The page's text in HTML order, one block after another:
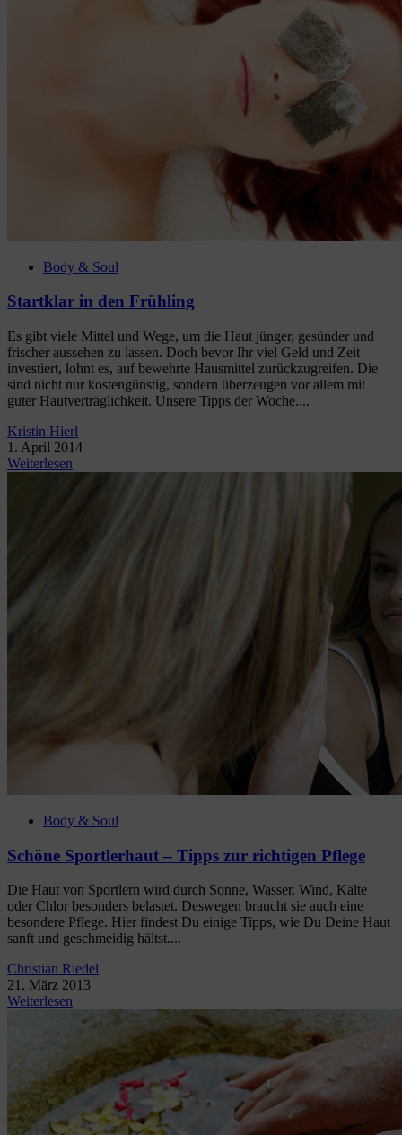
Body & Soul
Startklar in den Frühling
Es gibt viele Mittel und Wege, um die Haut jünger, gesünder und
frischer aussehen zu lassen. Doch bevor Ihr viel Geld und Zeit
investiert, lohnt es, auf bewehrte Hausmittel zurückzugreifen. Die
sind nicht nur kostengünstig, sondern überzeugen vor allem mit
guter Hautverträglichkeit. Unsere Tipps der Woche....
Kristin Hierl
1. April 2014
Weiterlesen
Body & Soul
Schöne Sportlerhaut – Tipps zur richtigen Pflege
Die Haut von Sportlern wird durch Sonne, Wasser, Wind, Kälte
oder Chlor besonders belastet. Deswegen braucht sie auch eine
besondere Pflege. Hier findest Du einige Tipps, wie Du Deine Haut
sanft und geschmeidig hältst....
Christian Riedel
21. März 2013
Weiterlesen